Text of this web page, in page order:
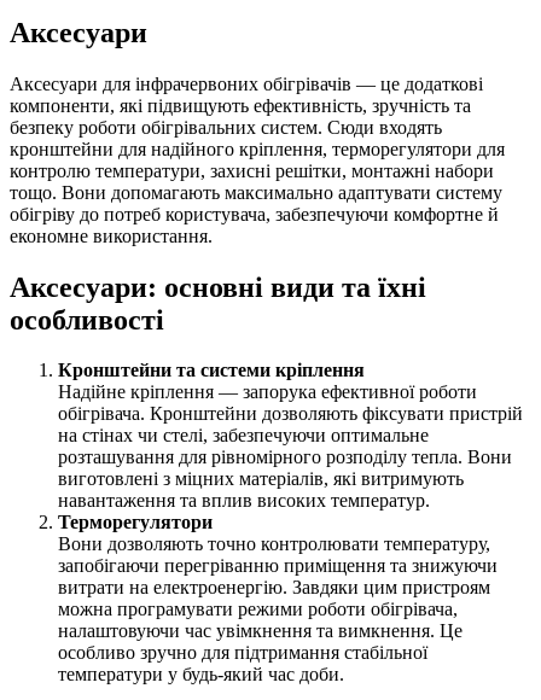
Аксесуари
Аксесуари для інфрачервоних обігрівачів — це додаткові
компоненти, які підвищують ефективність, зручність та
безпеку роботи обігрівальних систем. Сюди входять
кронштейни для надійного кріплення, терморегулятори для
контролю температури, захисні решітки, монтажні набори
тощо. Вони допомагають максимально адаптувати систему
обігріву до потреб користувача, забезпечуючи комфортне й
економне використання.
Аксесуари: основні види та їхні
особливості
Кронштейни та системи кріплення
Надійне кріплення — запорука ефективної роботи
обігрівача. Кронштейни дозволяють фіксувати пристрій
на стінах чи стелі, забезпечуючи оптимальне
розташування для рівномірного розподілу тепла. Вони
виготовлені з міцних матеріалів, які витримують
навантаження та вплив високих температур.
Терморегулятори
Вони дозволяють точно контролювати температуру,
запобігаючи перегріванню приміщення та знижуючи
витрати на електроенергію. Завдяки цим пристроям
можна програмувати режими роботи обігрівача,
налаштовуючи час увімкнення та вимкнення. Це
особливо зручно для підтримання стабільної
температури у будь-який час доби.